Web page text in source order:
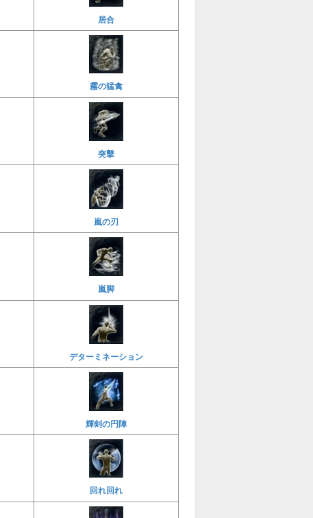
居合
霧の猛禽
突擊
嵐の刃
嵐脚
デターミネーション
輝剣の円陣
回れ回れ